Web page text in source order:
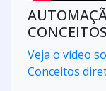
CONCEITOS
Veja o vídeo
Conceitos